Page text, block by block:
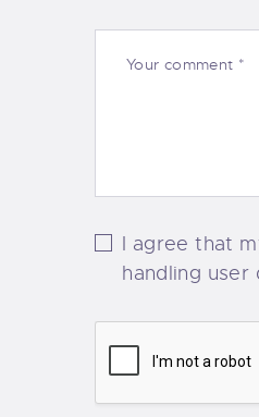
I agree that
handling user